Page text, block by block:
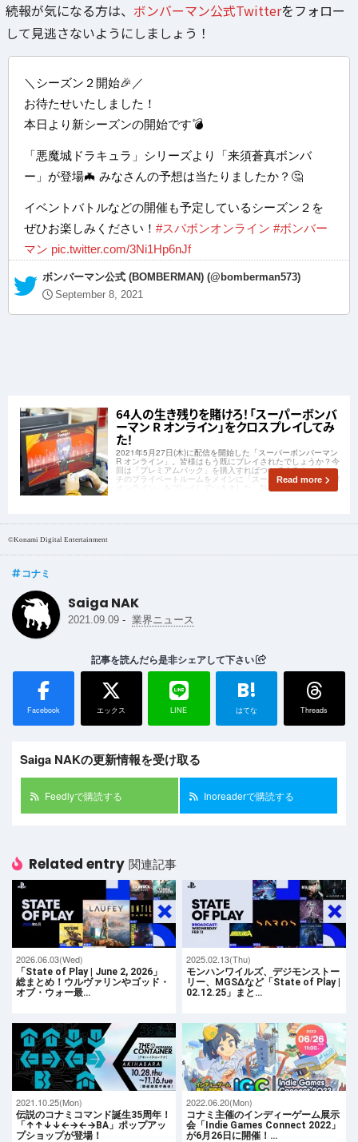
続報が気になる方は、 ボンバーマン公式Twitterをフォロー
して見逃さないようにしましょう！
＼シーズン２開始🎉／
お待たせいたしました！
本日より新シーズンの開始です💣
「悪魔城ドラキュラ」シリーズより「来須蒼真ボンバ
ー」が登場🦇 みなさんの予想は当たりましたか？🤔
イベントバトルなどの開催も予定しているシーズン２を
ぜひお楽しみください！ #スパボンオンライン #ボンバー
マン pic.twitter.com/3Ni1Hp6nJf
— ボンバーマン公式 (BOMBERMAN) (@bomberman573)
September 8, 2021
64人の生き残りを賭けろ！「スーパーボンバ
ーマン R オンライン」をクロスプレイしてみ
た！
2021年5月27日(木)に配信を開始した「スーパーボンバーマン
R オンライン」。皆様はもう既にプレイされたでしょうか？今
回は「プレミアムパック」を購入すればついてくるルームマッ
チのプライベートルームをメインに「スーパーボンバーマン R
オンライン」をプレイしていきました。対応プラットフォーム
Read more
©Konami Digital Entertainment
コナミ
Saiga NAK
2021.09.09 - 業界ニュース
記事を読んだら是非シェアして下さい
Facebook エックス LINE
B!
はてな Threads
Saiga NAKの更新情報を受け取る
Feedlyで購読する Inoreaderで購読する
Related entry 関連記事
2026.06.03(Wed)
「State of Play | June 2, 2026」
総まとめ！ウルヴァリンやゴッド・
オブ・ウォー最…
2025.02.13(Thu)
モンハンワイルズ、デジモンストー
リー、MGSΔなど「State of Play |
02.12.25」まと…
2021.10.25(Mon)
伝説のコナミコマンド誕生35周年！
「↑↑↓↓←→←→BA」ポップアッ
プショップが登場！
2022.06.20(Mon)
コナミ主催のインディーゲーム展示
会「Indie Games Connect 2022」
が6月26日に開催！…